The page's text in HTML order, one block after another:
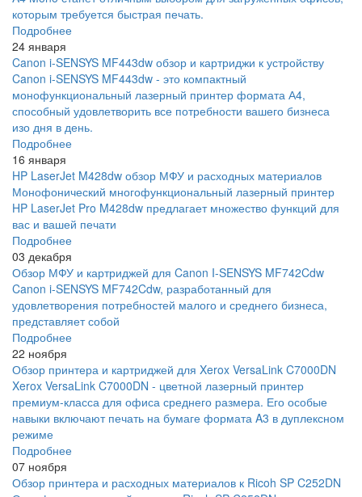
которым требуется быстрая печать.
Подробнее
24 января
Canon i-SENSYS MF443dw обзор и картриджи к устройству
Canon i-SENSYS MF443dw - это компактный
монофункциональный лазерный принтер формата А4,
способный удовлетворить все потребности вашего бизнеса
изо дня в день.
Подробнее
16 января
HP LaserJet M428dw обзор МФУ и расходных материалов
Монофонический многофункциональный лазерный принтер
HP LaserJet Pro M428dw предлагает множество функций для
вас и вашей печати
Подробнее
03 декабря
Обзор МФУ и картриджей для Canon I-SENSYS MF742Cdw
Canon i-SENSYS MF742Cdw, разработанный для
удовлетворения потребностей малого и среднего бизнеса,
представляет собой
Подробнее
22 ноября
Обзор принтера и картриджей для Xerox VersaLink C7000DN
Xerox VersaLink C7000DN - цветной лазерный принтер
премиум-класса для офиса среднего размера. Его особые
навыки включают печать на бумаге формата A3 в дуплексном
режиме
Подробнее
07 ноября
Обзор принтера и расходных материалов к Ricoh SP C252DN